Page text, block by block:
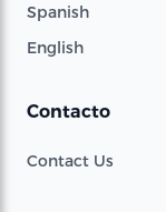
Spanish
English
Contacto
Contact Us